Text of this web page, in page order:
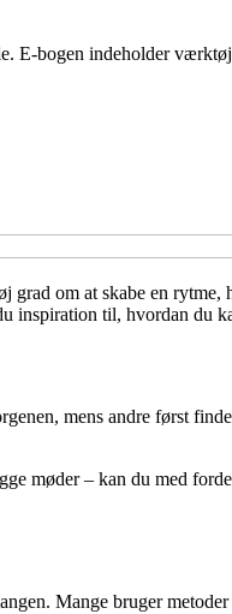
E-bogen indeholder
om at skabe en
til, hvordan du
mens andre først
møder – kan du med
Mange bruger